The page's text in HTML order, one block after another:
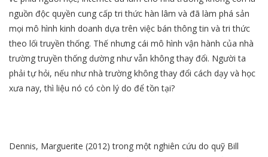
nguồn độc quyền cung cấp tri thức hàn lâm và đã làm phá sản
mọi mô hình kinh doanh dựa trên việc bán thông tin và tri thức
theo lối truyền thống. Thế nhưng cái mô hình vận hành của nhà
trường truyền thống dường như vẫn không thay đổi. Người ta
phải tự hỏi, nếu như nhà trường không thay đổi cách dạy và học
xưa nay, thì liệu nó có còn lý do để tồn tại?
Dennis, Marguerite (2012) trong một nghiên cứu do quỹ Bill